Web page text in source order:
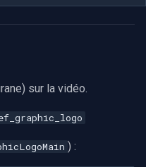
EZVIZ
Wisenet
Annke
sur la vidéo.
) :